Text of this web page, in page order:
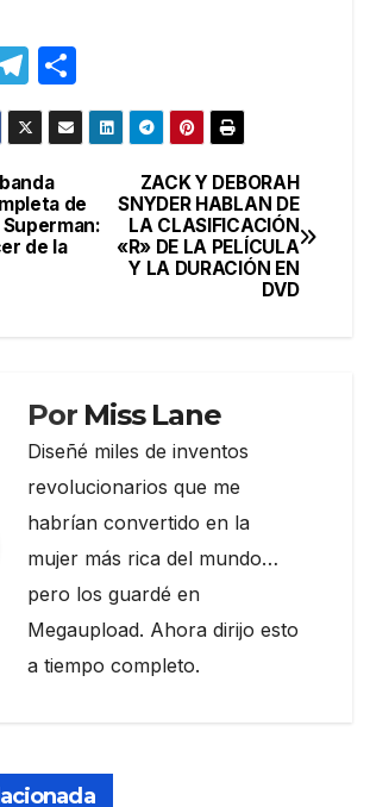
T
el
e
gr
a
m
o
m
ar
ZACK Y DEBORAH
SNYDER HABLAN DE
LA CLASIFICACIÓN
«R» DE LA PELÍCULA
Y LA DURACIÓN EN
DVD
de
Superman:
de la
Por Miss Lane
Diseñé miles de inventos
revolucionarios que me
habrían convertido en la
mujer más rica del mundo…
pero los guardé en
Megaupload. Ahora dirijo esto
a tiempo completo.